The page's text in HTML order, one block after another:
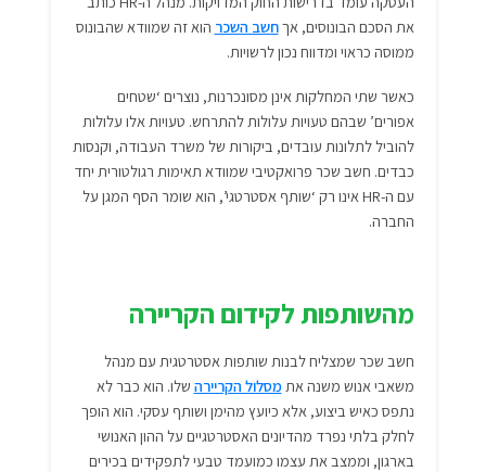
את הסכם הבונוסים, אךחשב השכר הוא זה שמוודא שהבונוס
ממוסה כראוי ומדווח נכון לרשויות.
כאשר שתי המחלקות אינן מסונכרנות, נוצרים ‘שטחים
אפורים’ שבהם טעויות עלולות להתרחש. טעויות אלו עלולות
להוביל לתלונות עובדים, ביקורות של משרד העבודה, וקנסות
כבדים. חשב שכר פרואקטיבי שמוודא תאימות רגולטורית יחד
עם ה-HR אינו רק ‘שותף אסטרטגי’, הוא שומר הסף המגן על
החברה.
מהשותפות לקידום הקריירה
חשב שכר שמצליח לבנות שותפות אסטרטגית עם מנהל
משאבי אנוש משנה אתמסלול הקריירה שלו. הוא כבר לא
נתפס כאיש ביצוע, אלא כיועץ מהימן ושותף עסקי. הוא הופך
לחלק בלתי נפרד מהדיונים האסטרטגיים על ההון האנושי
בארגון, וממצב את עצמו כמועמד טבעי לתפקידים בכירים